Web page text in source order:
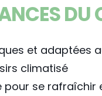
DU
et adaptées
climatisé
pour se rafraîchir